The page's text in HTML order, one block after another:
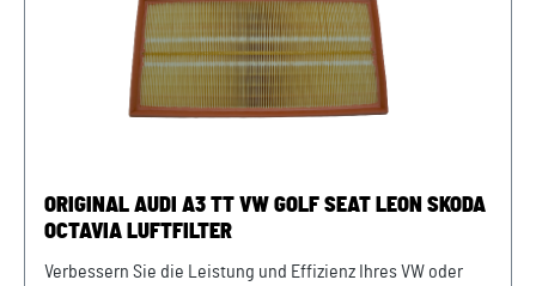
vermeiden, bieten wir Ihnen die Möglichkeit, uns vor Ihrer
Bestellung oder in der Kaufabwicklung die 17-stellige
Fahrgestellnummer(Bsp. VW: WVWZZZ... Audi: WAUZZZ...)
Ihres Fahrzeugs mitzuteilen. Wir prüfen vorab, ob der
ORIGINAL AUDI A3 TT VW GOLF SEAT LEON SKODA
OCTAVIA LUFTFILTER
Verbessern Sie die Leistung und Effizienz Ihres VW oder